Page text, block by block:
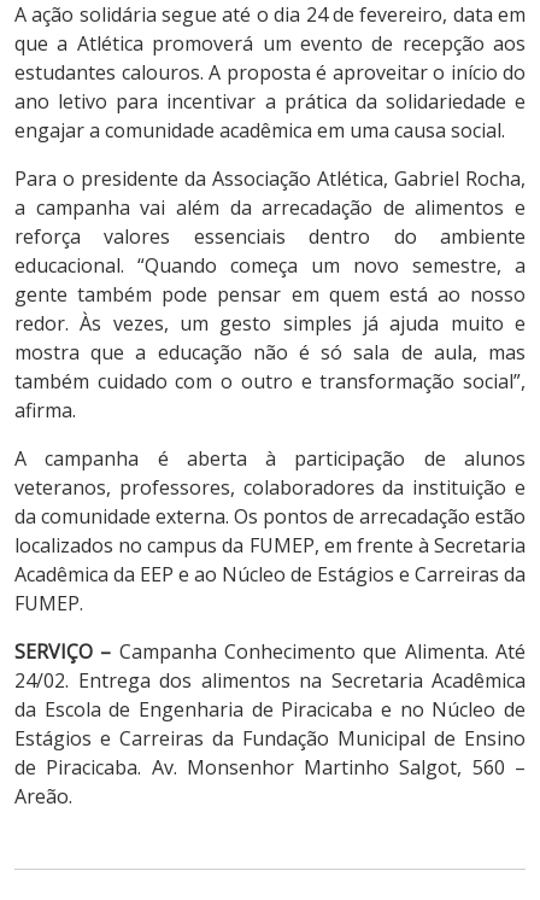
A ação solidária segue até o dia 24 de fevereiro, data em
que a Atlética promoverá um evento de recepção aos
estudantes calouros. A proposta é aproveitar o início do
ano letivo para incentivar a prática da solidariedade e
engajar a comunidade acadêmica em uma causa social.
Para o presidente da Associação Atlética, Gabriel Rocha,
a campanha vai além da arrecadação de alimentos e
reforça valores essenciais dentro do ambiente
educacional. “Quando começa um novo semestre, a
gente também pode pensar em quem está ao nosso
redor. Às vezes, um gesto simples já ajuda muito e
mostra que a educação não é só sala de aula, mas
também cuidado com o outro e transformação social”,
afirma.
A campanha é aberta à participação de alunos
veteranos, professores, colaboradores da instituição e
da comunidade externa. Os pontos de arrecadação estão
localizados no campus da FUMEP, em frente à Secretaria
Acadêmica da EEP e ao Núcleo de Estágios e Carreiras da
FUMEP.
SERVIÇO – Campanha Conhecimento que Alimenta. Até
24/02. Entrega dos alimentos na Secretaria Acadêmica
da Escola de Engenharia de Piracicaba e no Núcleo de
Estágios e Carreiras da Fundação Municipal de Ensino
de Piracicaba. Av. Monsenhor Martinho Salgot, 560 –
Areão.